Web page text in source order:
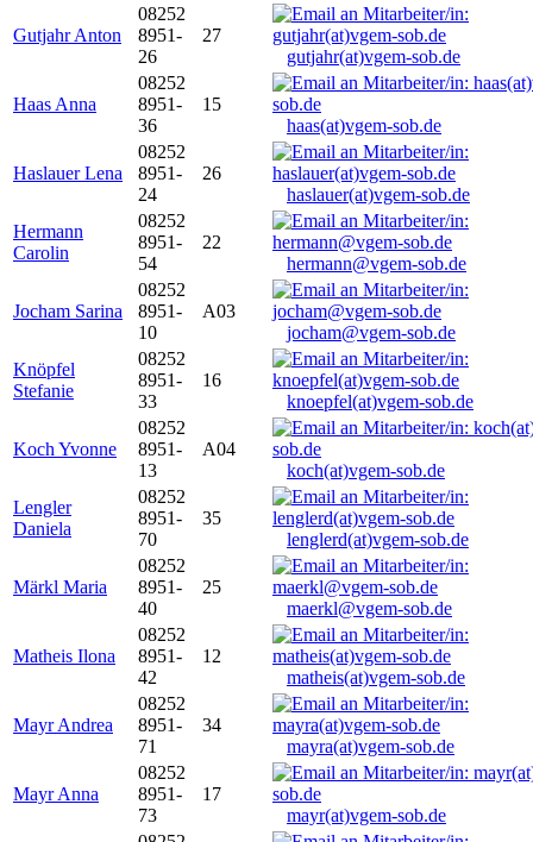
Gutjahr Anton
08252
8951-
26
27
gutjahr(at)vgem-sob.de
Haas Anna
08252
8951-
36
15
haas(at)vgem-sob.de
Haslauer Lena
08252
8951-
24
26
haslauer(at)vgem-sob.de
Hermann
Carolin
08252
8951-
54
22
hermann@vgem-sob.de
Jocham Sarina
08252
8951-
10
A03
jocham@vgem-sob.de
Knöpfel
Stefanie
08252
8951-
33
16
knoepfel(at)vgem-sob.de
Koch Yvonne
08252
8951-
13
A04
koch(at)vgem-sob.de
Lengler
Daniela
08252
8951-
70
35
lenglerd(at)vgem-sob.de
Märkl Maria
08252
8951-
40
25
maerkl@vgem-sob.de
Matheis Ilona
08252
8951-
42
12
matheis(at)vgem-sob.de
Mayr Andrea
08252
8951-
71
34
mayra(at)vgem-sob.de
Mayr Anna
08252
8951-
73
17
mayr(at)vgem-sob.de